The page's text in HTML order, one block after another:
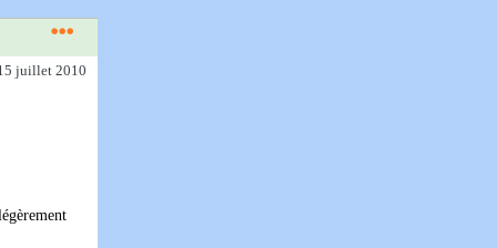
juillet 2010